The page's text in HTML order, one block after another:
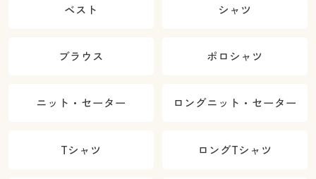
ベスト シャツ
ブラウス ポロシャツ
ニット・セーター ロングニット・セーター
Tシャツ ロングTシャツ